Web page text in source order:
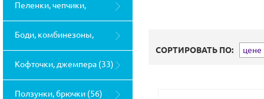
Пеленки, чепчики,
слюнявчики (28)
Боди, комбинезоны,
комплекты (93)
Кофточки, джемпера (33)
Ползунки, брючки (56)
СОРТИРОВАТЬ ПО: цене